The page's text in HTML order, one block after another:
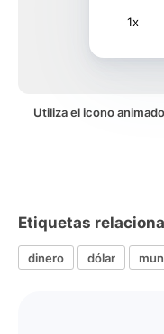
1x
Utiliza el icono
Etiquetas
dinero dólar